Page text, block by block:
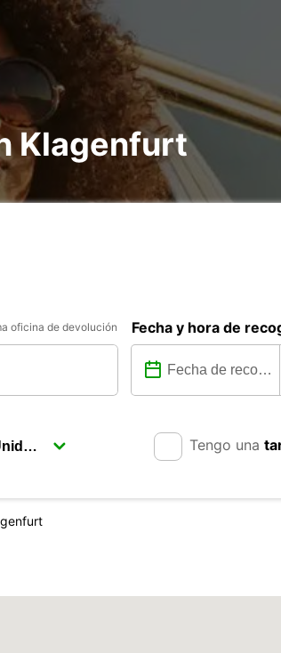
Klagenfurt
oficina de devolución Fecha y hora de
Tengo una